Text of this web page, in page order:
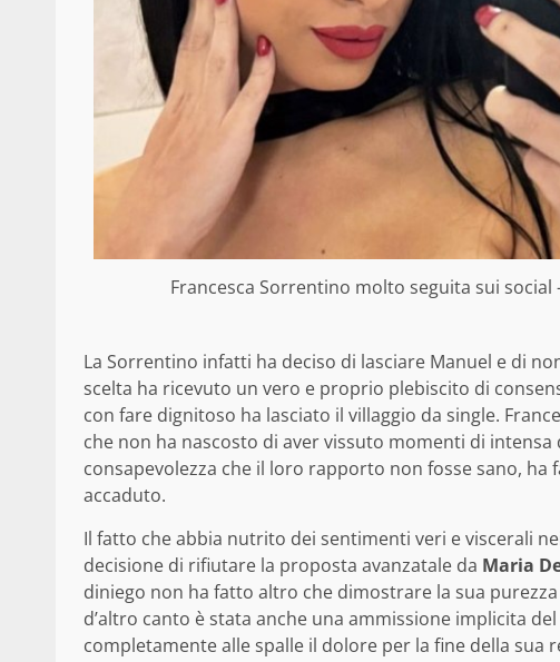
Francesca Sorrentino molto seguita sui
La Sorrentino infatti ha deciso di lasciare Manuel e di
scelta ha ricevuto un vero e proprio plebiscito di
con fare dignitoso ha lasciato il villaggio da single.
che non ha nascosto di aver vissuto momenti di
consapevolezza che il loro rapporto non fosse sano,
accaduto.
Il fatto che abbia nutrito dei sentimenti veri e viscerali
decisione di rifiutare la proposta avanzatale da Maria
diniego non ha fatto altro che dimostrare la sua
d’altro canto è stata anche una ammissione implicita
completamente alle spalle il dolore per la fine della sua